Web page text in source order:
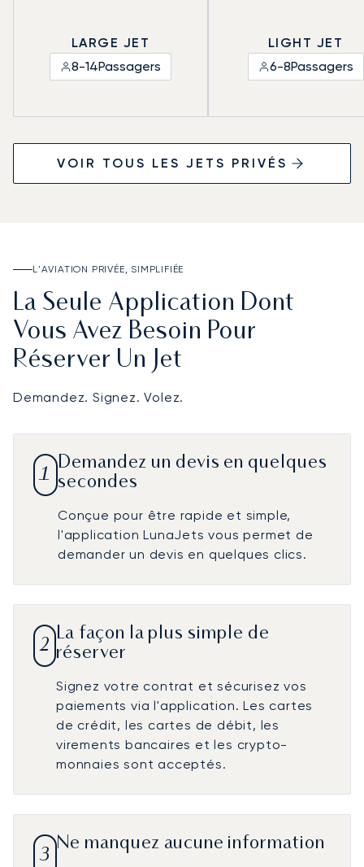
LARGE JET
8-14Passagers
LIGHT JET
6-8Passagers
VOIR TOUS LES JETS PRIVÉS
L'AVIATION PRIVÉE, SIMPLIFIÉE
La Seule Application Dont
Vous Avez Besoin Pour
Réserver Un Jet
Demandez. Signez. Volez.
1
Demandez un devis en quelques
secondes
Conçue pour être rapide et simple,
l'application LunaJets vous permet de
demander un devis en quelques clics.
2
La façon la plus simple de
réserver
Signez votre contrat et sécurisez vos
paiements via l'application. Les cartes
de crédit, les cartes de débit, les
virements bancaires et les crypto-
monnaies sont acceptés.
3
Ne manquez aucune information